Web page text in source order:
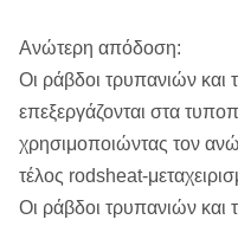
Ανώτερη απόδοση:
Οι ράβδοι τρυπανιών και
επεξεργάζονται στα
χρησιμοποιώντας τον
τέλος rodsheat-
Οι ράβδοι τρυπανιών και